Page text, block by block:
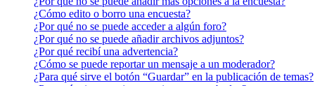
¿Cómo edito o borro una encuesta?
¿Por qué no se puede acceder a algún foro?
¿Por qué no se puede añadir archivos adjuntos?
¿Por qué recibí una advertencia?
¿Cómo se puede reportar un mensaje a un moderador?
¿Para qué sirve el botón “Guardar” en la publicación de temas?